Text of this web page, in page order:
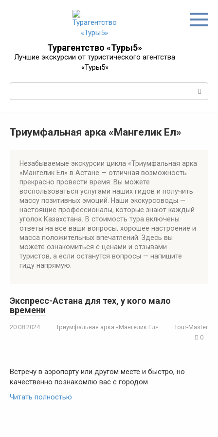
Турагентство «Туры5»
Лучшие экскурсии от туристического агентства
«Туры5»
Триумфальная арка «Мангелик Ел»
Незабываемые экскурсии цикла «Триумфальная арка
«Мангелик Ел» в Астане — отличная возможность
прекрасно провести время. Вы можете
воспользоваться услугами наших гидов и получить
массу позитивных эмоций. Наши экскурсоводы —
настоящие профессионалы, которые знают каждый
уголок Казахстана. В стоимость тура включены
ответы на все ваши вопросы, хорошее настроение и
масса положительных впечатлений. Здесь вы
можете ознакомиться с ценами и отзывами
туристов, а если останутся вопросы — напишите
гиду напрямую.
Экспресс-Астана для тех, у кого мало
времени
20.08.2024 Триумфальная арка «Мангелик Ел»
Tour-Master
0
Встречу в аэропорту или другом месте и быстро, но
качественно познакомлю вас с городом
Читать полностью